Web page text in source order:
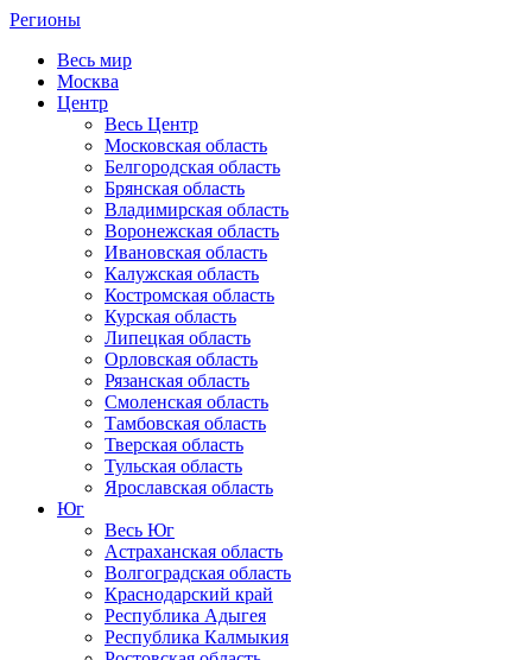
Регионы
Весь мир
Москва
Центр
Весь Центр
Московская область
Белгородская область
Брянская область
Владимирская область
Воронежская область
Ивановская область
Калужская область
Костромская область
Курская область
Липецкая область
Орловская область
Рязанская область
Смоленская область
Тамбовская область
Тверская область
Тульская область
Ярославская область
Юг
Весь Юг
Астраханская область
Волгоградская область
Краснодарский край
Республика Адыгея
Республика Калмыкия